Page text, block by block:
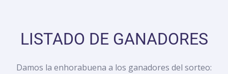
LISTADO DE GANADORES
Damos la enhorabuena a los ganadores del sorteo: